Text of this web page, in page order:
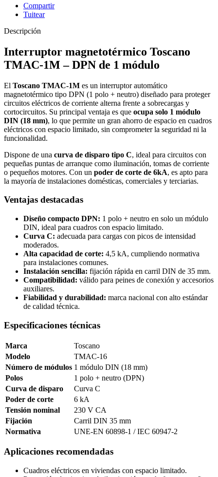
Compartir
Tuitear
Descripción
Interruptor magnetotérmico Toscano
TMAC-1M – DPN de 1 módulo
El Toscano TMAC-1M es un interruptor automático
magnetotérmico tipo DPN (1 polo + neutro) diseñado para proteger
circuitos eléctricos de corriente alterna frente a sobrecargas y
cortocircuitos. Su principal ventaja es que ocupa solo 1 módulo
DIN (18 mm), lo que permite un gran ahorro de espacio en cuadros
eléctricos con espacio limitado, sin comprometer la seguridad ni la
funcionalidad.
Dispone de una curva de disparo tipo C, ideal para circuitos con
pequeñas puntas de arranque como iluminación, tomas de corriente
o pequeños motores. Con un poder de corte de 6kA, es apto para
la mayoría de instalaciones domésticas, comerciales y terciarias.
Ventajas destacadas
Diseño compacto DPN: 1 polo + neutro en solo un módulo
DIN, ideal para cuadros con espacio limitado.
Curva C: adecuada para cargas con picos de intensidad
moderados.
Alta capacidad de corte: 4,5 kA, cumpliendo normativa
para instalaciones comunes.
Instalación sencilla: fijación rápida en carril DIN de 35 mm.
Compatibilidad: válido para peines de conexión y accesorios
auxiliares.
Fiabilidad y durabilidad: marca nacional con alto estándar
de calidad técnica.
Especificaciones técnicas
Marca
Toscano
Modelo
TMAC-16
Número de módulos 1 módulo DIN (18 mm)
Polos
1 polo + neutro (DPN)
Curva de disparo
Curva C
Poder de corte
6 kA
Tensión nominal
230 V CA
Fijación
Carril DIN 35 mm
Normativa
UNE-EN 60898-1 / IEC 60947-2
Aplicaciones recomendadas
Cuadros eléctricos en viviendas con espacio limitado.